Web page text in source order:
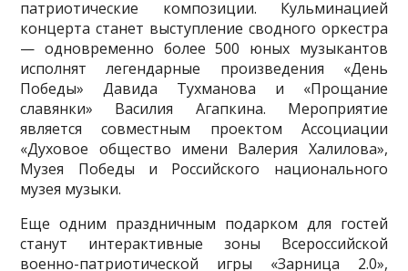
патриотические композиции. Кульминацией
концерта станет выступление сводного оркестра
— одновременно более 500 юных музыкантов
исполнят легендарные произведения «День
Победы» Давида Тухманова и «Прощание
славянки» Василия Агапкина. Мероприятие
является совместным проектом Ассоциации
«Духовое общество имени Валерия Халилова»,
Музея Победы и Российского национального
музея музыки.
Еще одним праздничным подарком для гостей
станут интерактивные зоны Всероссийской
военно-патриотической игры «Зарница 2.0»,